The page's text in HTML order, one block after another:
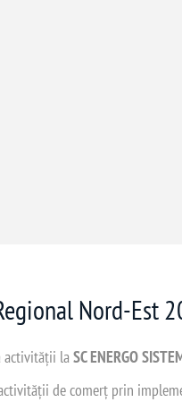
Nord-Est
activității laSC ENERGO
de comerț prin